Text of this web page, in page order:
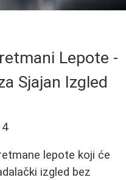
Lepote -
Sjajan Izgled
lepote koji će
izgled bez